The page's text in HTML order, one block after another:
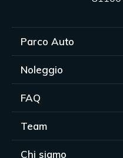
Parco Auto
Noleggio
FAQ
Team
Chi siamo